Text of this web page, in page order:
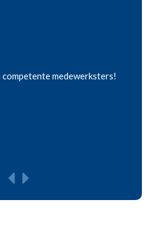
medewerksters!